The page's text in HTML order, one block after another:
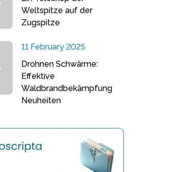
Weltspitze auf der
Zugspitze
11 February 2025
Drohnen Schwärme:
Effektive
Waldbrandbekämpfung
Neuheiten